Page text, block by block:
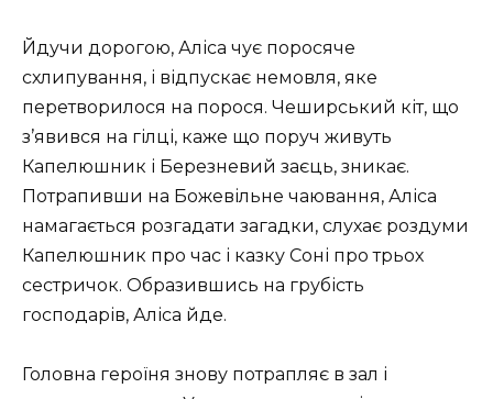
Йдучи дорогою, Аліса чує поросяче
схлипування, і відпускає немовля, яке
перетворилося на порося. Чеширський кіт, що
з’явився на гілці, каже що поруч живуть
Капелюшник і Березневий заєць, зникає.
Потрапивши на Божевільне чаювання, Аліса
намагається розгадати загадки, слухає роздуми
Капелюшник про час і казку Соні про трьох
сестричок. Образившись на грубість
господарів, Аліса йде.
Головна героїня знову потрапляє в зал і